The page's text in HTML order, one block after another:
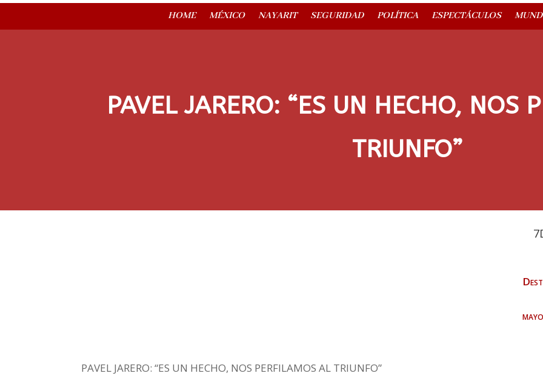
HOME MÉXICO NAYARIT SEGURIDAD POLÍTICA ESPECTÁCULOS
PAVEL JARERO: “ES UN HECHO, NOS
TRIUNFO”
PAVEL JARERO: “ES UN HECHO, NOS PERFILAMOS AL TRIUNFO”